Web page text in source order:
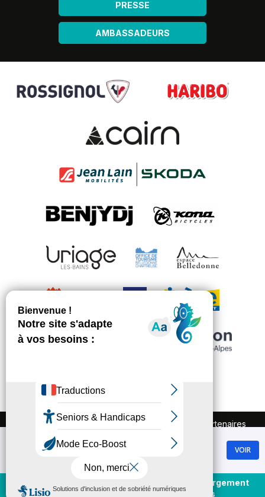
En direct
Achat et rechargement
forfaits
PRESSE
AMBASSADEURS
Recrutement Marchés publics
Partenaires
Mentions légales
Politique de confidentialité
Conditions Générales de Vente
Gestion des cookies
Chamrousse
GRATUIT - Sur Google Play VOIR